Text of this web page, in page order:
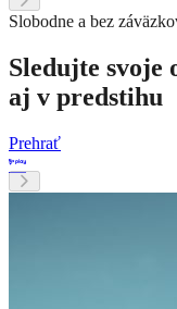
Slobodne a bez
Sledujte svoje
aj v predstihu
Prehrať